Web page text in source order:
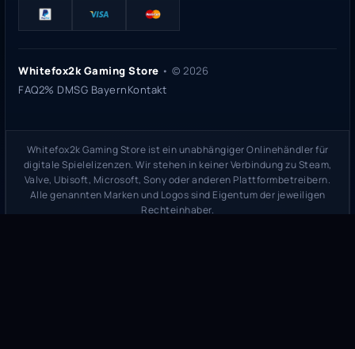
Whitefox2k Gaming Store • © 2026
FAQ2% DMSG BayernKontakt
Whitefox2k Gaming Store ist ein unabhängiger Onlinehändler für
digitale Spielelizenzen. Wir stehen in keiner Verbindung zu Steam,
Valve, Ubisoft, Microsoft, Sony oder anderen Plattformbetreibern.
Alle genannten Marken und Logos sind Eigentum der jeweiligen
Rechteinhaber.